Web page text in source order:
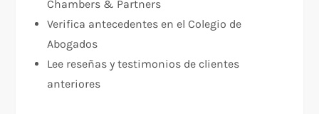
Chambers & Partners
Verifica antecedentes en el Colegio de
Abogados​
Lee reseñas y testimonios de clientes
anteriores